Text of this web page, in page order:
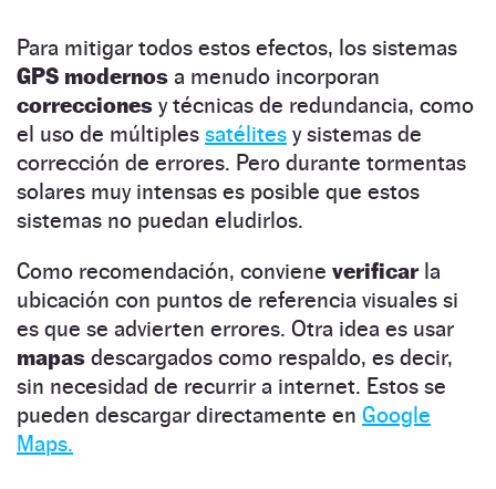
Para mitigar todos estos efectos, los sistemas
GPS modernos a menudo incorporan
correcciones y técnicas de redundancia, como
el uso de múltiples satélites y sistemas de
corrección de errores. Pero durante tormentas
solares muy intensas es posible que estos
sistemas no puedan eludirlos.
Como recomendación, conviene verificar la
ubicación con puntos de referencia visuales si
es que se advierten errores. Otra idea es usar
mapas descargados como respaldo, es decir,
sin necesidad de recurrir a internet. Estos se
pueden descargar directamente en Google
Maps.